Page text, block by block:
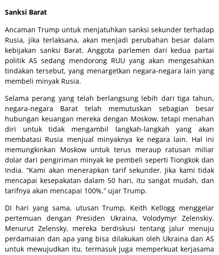
Sanksi Barat
Ancaman Trump untuk menjatuhkan sanksi sekunder terhadap
Rusia, jika terlaksana, akan menjadi perubahan besar dalam
kebijakan sanksi Barat. Anggota parlemen dari kedua partai
politik AS sedang mendorong RUU yang akan mengesahkan
tindakan tersebut, yang menargetkan negara-negara lain yang
membeli minyak Rusia.
Selama perang yang telah berlangsung lebih dari tiga tahun,
negara-negara Barat telah memutuskan sebagian besar
hubungan keuangan mereka dengan Moskow, tetapi menahan
diri untuk tidak mengambil langkah-langkah yang akan
membatasi Rusia menjual minyaknya ke negara lain. Hal ini
memungkinkan Moskow untuk terus meraup ratusan miliar
dolar dari pengiriman minyak ke pembeli seperti Tiongkok dan
India. “Kami akan menerapkan tarif sekunder. Jika kami tidak
mencapai kesepakatan dalam 50 hari, itu sangat mudah, dan
tarifnya akan mencapai 100%,” ujar Trump.
DI hari yang sama, utusan Trump, Keith Kellogg menggelar
pertemuan dengan Presiden Ukraina, Volodymyr Zelenskiy.
Menurut Zelensky, mereka berdiskusi tentang jalur menuju
perdamaian dan apa yang bisa dilakukan oleh Ukraina dan AS
untuk mewujudkan itu, termasuk juga memperkuat kerjasama